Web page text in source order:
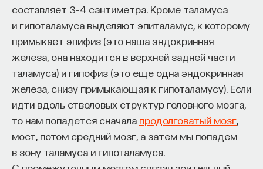
составляет 3–4 сантиметра. Кроме таламуса
и гипоталамуса выделяют эпиталамус, к которому
примыкает эпифиз (это наша эндокринная
железа, она находится в верхней задней части
таламуса) и гипофиз (это еще одна эндокринная
железа, снизу примыкающая к гипоталамусу). Если
идти вдоль стволовых структур головного мозга,
то нам попадется сначала продолговатый мозг
мост, потом средний мозг, а затем мы попадем
в зону таламуса и гипоталамуса.
Основатель ПостНауки Ивар Максутов запускает
проект Naukka Talents.
Это глобальная экосистема для поиска и найма
STEM-специалистов (Science, Technology,
Engineering, Mathematics) в самые амбициозные
Deep-Tech и Biotech проекты по всему миру. Если
вы занимаетесь биоинформатикой, молекулярной
биологией, ИИ или другими наукоемкими
дисциплинами, проект поможет вам найти место